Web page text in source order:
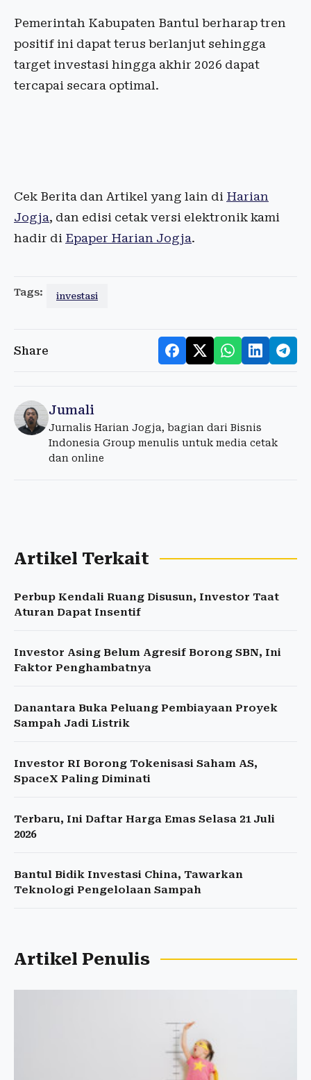
Pemerintah Kabupaten Bantul berharap tren
positif ini dapat terus berlanjut sehingga
target investasi hingga akhir 2026 dapat
tercapai secara optimal.
Cek Berita dan Artikel yang lain di Harian
Jogja, dan edisi cetak versi elektronik kami
hadir di Epaper Harian Jogja.
Tags: investasi
Share
Jumali
Jurnalis Harian Jogja, bagian dari Bisnis
Indonesia Group menulis untuk media cetak
dan online
Artikel Terkait
Perbup Kendali Ruang Disusun, Investor Taat
Aturan Dapat Insentif
Investor Asing Belum Agresif Borong SBN, Ini
Faktor Penghambatnya
Danantara Buka Peluang Pembiayaan Proyek
Sampah Jadi Listrik
Investor RI Borong Tokenisasi Saham AS,
SpaceX Paling Diminati
Terbaru, Ini Daftar Harga Emas Selasa 21 Juli
2026
Bantul Bidik Investasi China, Tawarkan
Teknologi Pengelolaan Sampah
Artikel Penulis